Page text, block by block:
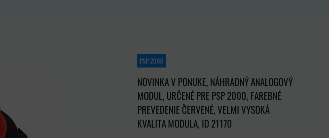
PSP 2000
NOVINKA V PONUKE, NÁHRADNÝ ANALOGOVÝ
MODUL, URČENÉ PRE PSP 2000, FAREBNÉ
PREVEDENIE ČERVENÉ, VELMI VYSOKÁ
KVALITA MODULA, ID 21170